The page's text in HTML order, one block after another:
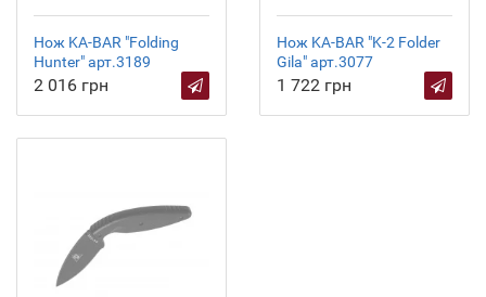
Нож KA-BAR "Folding
Hunter" арт.3189
2 016 грн
Нож KA-BAR "K-2 Folder
Gila" арт.3077
1 722 грн